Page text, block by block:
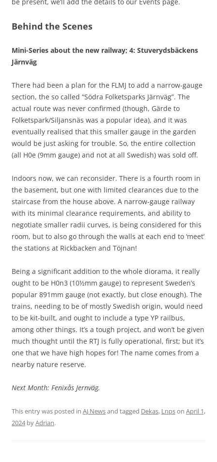
Behind the Scenes
Mini-Series about the new railway; 4: Stuverydsbäckens
Järnväg
There had been a plan for the FLMJ to add a narrow-gauge
section, the so called “Södra Folketsparks Järnväg”. The
actual route was never confirmed (though, Gärde to
Folketspark/Siljansnäs was a popular idea), and it was
eventually realised that this smaller gauge in the garden
would be just asking for trouble. So, the entire collection
(all H0e (9mm gauge) and not at all Swedish) was sold off.
Indoors now, we can reconsider. There is a fourth room in
the basement, but one with limited clearances due to the
staircase from the house above. A narrow-gauge railway
with its minimal clearance requirements, and ability to
negotiate smaller radii curves, is being considered for this
room, but to also go through the walls at each end to ‘meet’
the stations at Rickbacken and Töjnan!
Being a significant addition to the whole diorama, it really
ought to be H0n3 (10½mm gauge) to represent Sweden’s
popular 891mm gauge (not exactly, but close enough). The
trains, needing to be of mostly Swedish origin, would need
to be kit-built, and ought to include a type YP railbus,
among other things. It’s a tough project, and won’t be given
much thought until the RTJ is fully operational, first; but it’s
one that we have high hopes for! The name comes from a
nearby nature reserve.
Next Month: Fenixås Jernväg.
This entry was posted in AJ Newsand tagged Dekas, Lnpson April 1,
2024byAdrian.